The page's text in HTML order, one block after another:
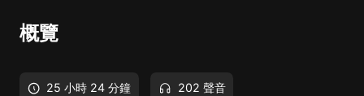
概覽
25 小時 24 分鐘 202 聲音